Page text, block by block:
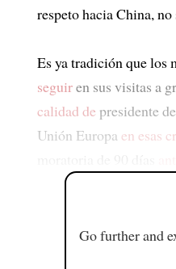
respeto hacia China,
Es ya tradición que los
seguiren sus visitas a
calidad de presidente
Unión Europa en esas
Go further and